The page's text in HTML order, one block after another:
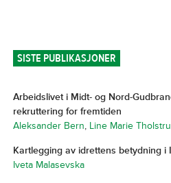
SISTE PUBLIKASJONER
Arbeidslivet i Midt- og Nord-
rekruttering for fremtiden
Aleksander Bern, Line Marie
Kartlegging av idrettens betydning i
Iveta Malasevska